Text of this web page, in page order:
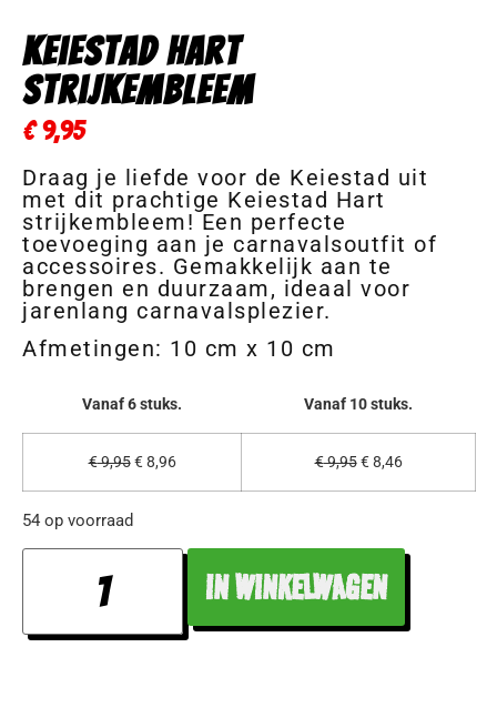
Keiestad Hart
Strijkembleem
€9,95
Draag je liefde voor de Keiestad uit
met dit prachtige Keiestad Hart
strijkembleem! Een perfecte
toevoeging aan je carnavalsoutfit of
accessoires. Gemakkelijk aan te
brengen en duurzaam, ideaal voor
jarenlang carnavalsplezier.
Afmetingen: 10 cm x 10 cm
Vanaf 6 stuks. Vanaf 10 stuks.
€9,95 €8,96 €9,95 €8,46
54 op voorraad
IN WINKELWAGEN